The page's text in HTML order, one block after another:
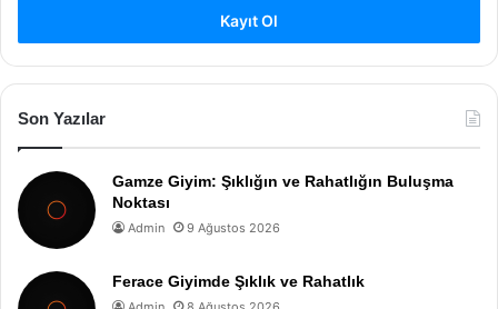
Kayıt Ol
Son Yazılar
Gamze Giyim: Şıklığın ve Rahatlığın Buluşma
Noktası
Admin 9 Ağustos 2026
Ferace Giyimde Şıklık ve Rahatlık